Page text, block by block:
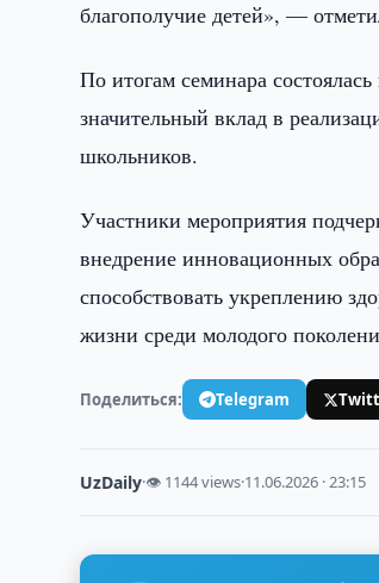
благополучие детей», —
По итогам семинара
значительный вклад в
школьников.
Участники мероприятия
внедрение инновационных
способствовать укреплению
жизни среди молодого
Поделиться: Telegram
UzDaily·👁 1144 views·11.06.2026 · 23:15